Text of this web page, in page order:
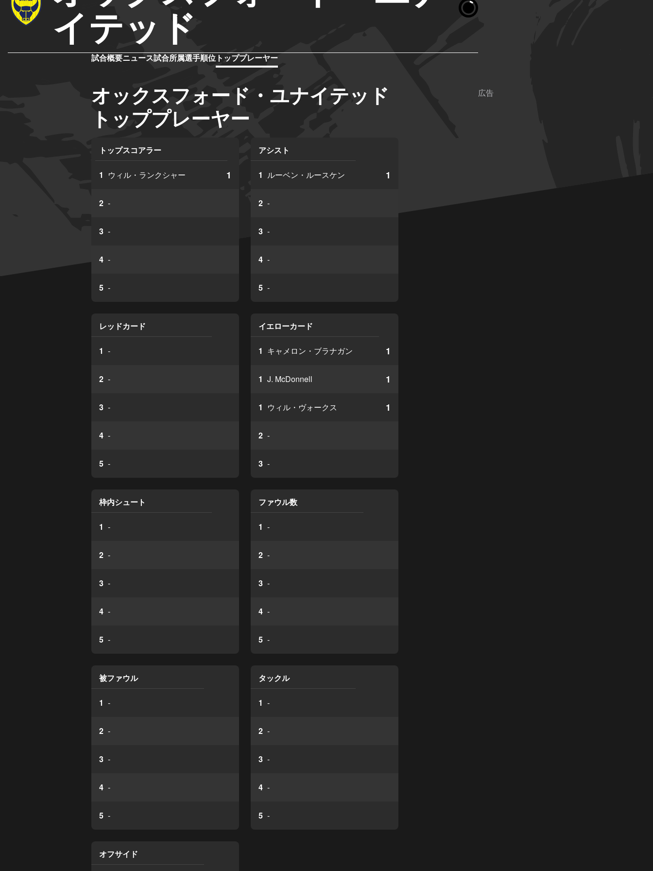
イテッド
試合概要ニュース試合所属選手順位 トッププレーヤー
オックスフォード・ユナイテッド
トッププレーヤー
トップスコアラー
1 ウィル・ランクシャー 1
2 -
3 -
4 -
5 -
アシスト
1 ルーベン・ルースケン 1
2 -
3 -
4 -
5 -
レッドカード
1 -
2 -
3 -
4 -
5 -
イエローカード
1 キャメロン・ブラナガン 1
1 J. McDonnell 1
1 ウィル・ヴォークス 1
2 -
3 -
枠内シュート
1 -
2 -
3 -
4 -
5 -
ファウル数
1 -
2 -
3 -
4 -
5 -
被ファウル
1 -
2 -
3 -
4 -
5 -
タックル
1 -
2 -
3 -
4 -
5 -
オフサイド